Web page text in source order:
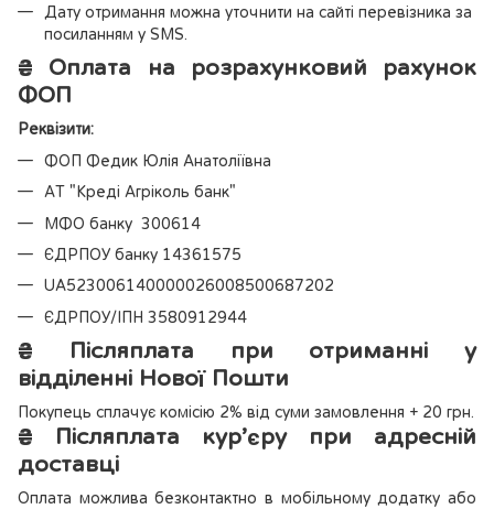
Дату отримання можна уточнити на сайті перевізника за
посиланням у SMS.
₴ Оплата на розрахунковий рахунок
ФОП
Реквізити:
ФОП Федик Юлія Анатоліївна
АТ "Креді Агріколь банк"
МФО банку 300614
ЄДРПОУ банку 14361575
UA523006140000026008500687202
ЄДРПОУ/ІПН 3580912944
₴ Післяплата при отриманні у
відділенні Нової Пошти
Покупець сплачує комісію 2% від суми замовлення + 20 грн.
₴ Післяплата кур’єру при адресній
доставці
Оплата можлива безконтактно в мобільному додатку або